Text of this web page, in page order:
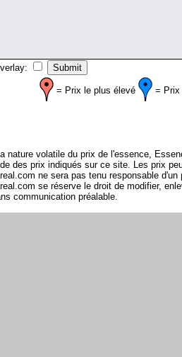
= Prix le plus élevé = Prix
nature volatile du prix de l'essence,
des prix indiqués sur ce site. Les prix
ne sera pas tenu responsable
se réserve le droit de modifier,
communication préalable.